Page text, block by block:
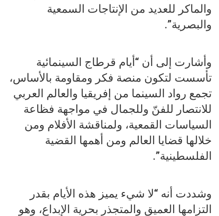
والماكر للعديد من الإنتاجات السمعية
والبصرية”.
وأشارت إلى أن “أيام قرطاج السينمائية
تأسست لتكون منصة فكر ومقاومة بالأساس،
تجمع رواد السينما من إفريقيا والعالم العربي
للانتصار للفنّ وللجمال في مواجهة فظاعة
السياسات القمعية، ولمناقشة الأفلام ومن
خلالها قضايا العالم ومن أهمها القضية
الفلسطينية”.
وشددت أنه “لا شيء يميز هذه الأيام بقدر
التزامها العميق والمتجذر بحرية الإبداع، وهو